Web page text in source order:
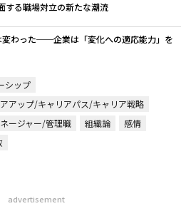
する職場対立の新たな潮流
変わった──企業は「変化への適応能力」を
シップ
アップ/キャリアパス/キャリア戦略
ージャー/管理職
組織論
感情
advertisement